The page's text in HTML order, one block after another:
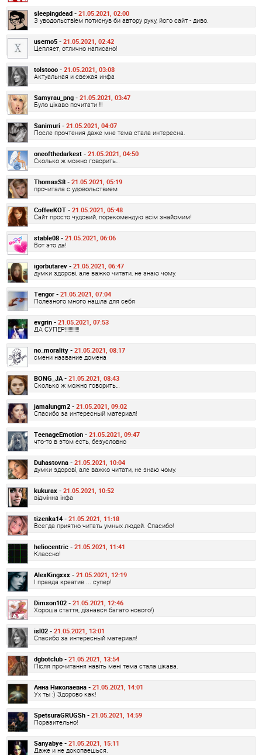
sleepingdead - 21.05.2021, 02:00
З уводольствіем потиснув би автору руку, його сайт - диво.
userno5 - 21.05.2021, 02:42
Цепляет, отлично написано!
tolstooo - 21.05.2021, 03:08
Актуальная и свежая инфа
Samyrau_png - 21.05.2021, 03:47
Було цікаво почитати !!!
Sanimuri - 21.05.2021, 04:07
После прочтения даже мне тема стала интересна.
oneofthedarkest - 21.05.2021, 04:50
Сколько ж можно говорить…
ThomasS8 - 21.05.2021, 05:19
прочитала с удовольствием
CoffeeKOT - 21.05.2021, 05:48
Сайт просто чудовий, порекомендую всім знайомим!
stable08 - 21.05.2021, 06:06
Вот это да!
igorbutarev - 21.05.2021, 06:47
думки здорові, але важко читати, не знаю чому.
Tengor - 21.05.2021, 07:04
Полезного много нашла для себя
evgrin - 21.05.2021, 07:53
ДА СУПЕР!!!!!!!!!!!!
no_morality - 21.05.2021, 08:17
смени название домена
BONG_JA - 21.05.2021, 08:43
Сколько ж можно говорить…
jamalungm2 - 21.05.2021, 09:02
Спасибо за интересный материал!
TeenageEmotion - 21.05.2021, 09:47
что-то в этом есть, безусловно
Duhastovna - 21.05.2021, 10:04
думки здорові, але важко читати, не знаю чому.
kukurax - 21.05.2021, 10:52
відмінна інфа
tizenka14 - 21.05.2021, 11:18
Всегда приятно читать умных людей. Спасибо!
heliocentric - 21.05.2021, 11:41
Классно!
AlexKingxxx - 21.05.2021, 12:19
І правда креатив ... супер!
Dimson102 - 21.05.2021, 12:46
Хороша стаття, дізнався багато нового!)
isl02 - 21.05.2021, 13:01
Спасибо за интересный материал!
dgbotclub - 21.05.2021, 13:54
Після прочитання навіть мені тема стала цікава.
Анна Николаевна - 21.05.2021, 14:01
Ух ты :) Здорово как!
SpetsuraGRUGSh - 21.05.2021, 14:59
Поразительно!
Sanyabye - 21.05.2021, 15:11
Даже и не докопаешься.